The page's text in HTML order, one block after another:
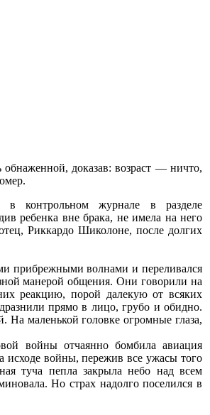
доказав: возраст — ничто,
в контрольном журнале в разделе
ребенка вне брака, не имела на него
Риккардо Шиколоне, после долгих
прибрежными волнами и переливался
манерой общения. Они говорили на
реакцию, порой далекую от всяких
прямо в лицо, грубо и обидно.
На маленькой головке огромные глаза,
войны отчаянно бомбила авиация
исходе войны, пережив все ужасы того
туча пепла закрыла небо над всем
Но страх надолго поселился в